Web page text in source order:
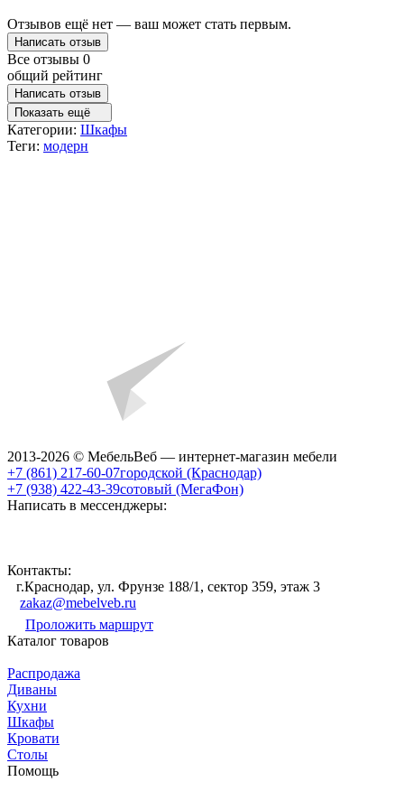
Отзывов ещё нет — ваш может стать первым.
Написать отзыв
Все отзывы 0
общий рейтинг
Написать отзыв
Показать ещё
Категории: Шкафы
Теги: модерн
2013-2026 © МебельВеб — интернет-магазин мебели
+7 (861) 217-60-07городской (Краснодар)
+7 (938) 422-43-39сотовый (МегаФон)
Написать в мессенджеры:
Контакты:
г.Краснодар, ул. Фрунзе 188/1, сектор 359, этаж 3
zakaz@mebelveb.ru
Проложить маршрут
Каталог товаров
Распродажа
Диваны
Кухни
Шкафы
Кровати
Столы
Помощь